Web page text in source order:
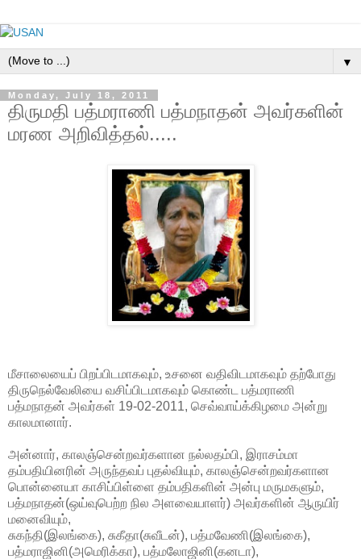
▼
Monday, July 18, 2011
திருமதி பத்மராணி பத்மநாதன் அவர்களின்
மரண அறிவித்தல்.....
மீசாலையைப் பிறப்பிடமாகவும், உசனை வதிவிடமாகவும் தற்போது
திருநெல்வேலியை வசிப்பிடமாகவும் கொண்ட பத்மராணி
பத்மநாதன் அவர்கள் 19-02-2011, செவ்வாய்க்கிழமை அன்று
காலமானார்.
அன்னார், காலஞ்சென்றவர்களான நல்லதம்பி, இராசம்மா
தம்பதியினரின் அருந்தவப் புதல்வியும், காலஞ்சென்றவர்களான
பொன்னையா காசிப்பிள்ளை தம்பதிகளின் அன்பு மருமகளும்,
பத்மநாதன்(ஒய்வுபெற்ற நில அளவையாளர்) அவர்களின் ஆருயிர்
மனைவியும்,
சுகந்தி(இலங்கை), சுகீதா(சுவீடன்), பத்மவேணி(இலங்கை),
பத்மராஜினி(அமெரிக்கா), பத்மலோஜினி(கனடா),